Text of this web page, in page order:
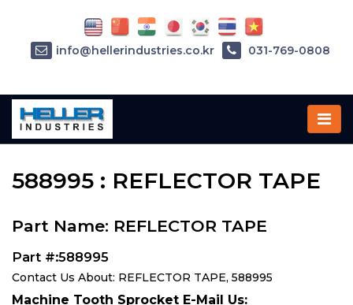
Home»Parts»588995
588995 : REFLECTOR TAPE
Part Name: REFLECTOR TAPE
Part #:588995
Contact Us About: REFLECTOR TAPE, 588995
Machine Tooth Sprocket E-Mail Us:
info@hellerindustries.co.kr 031-769-0808